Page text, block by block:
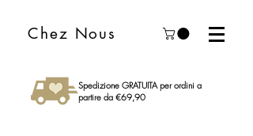
Chez Nous
Spedizione GRATUITA per ordini a
partire da €69,90